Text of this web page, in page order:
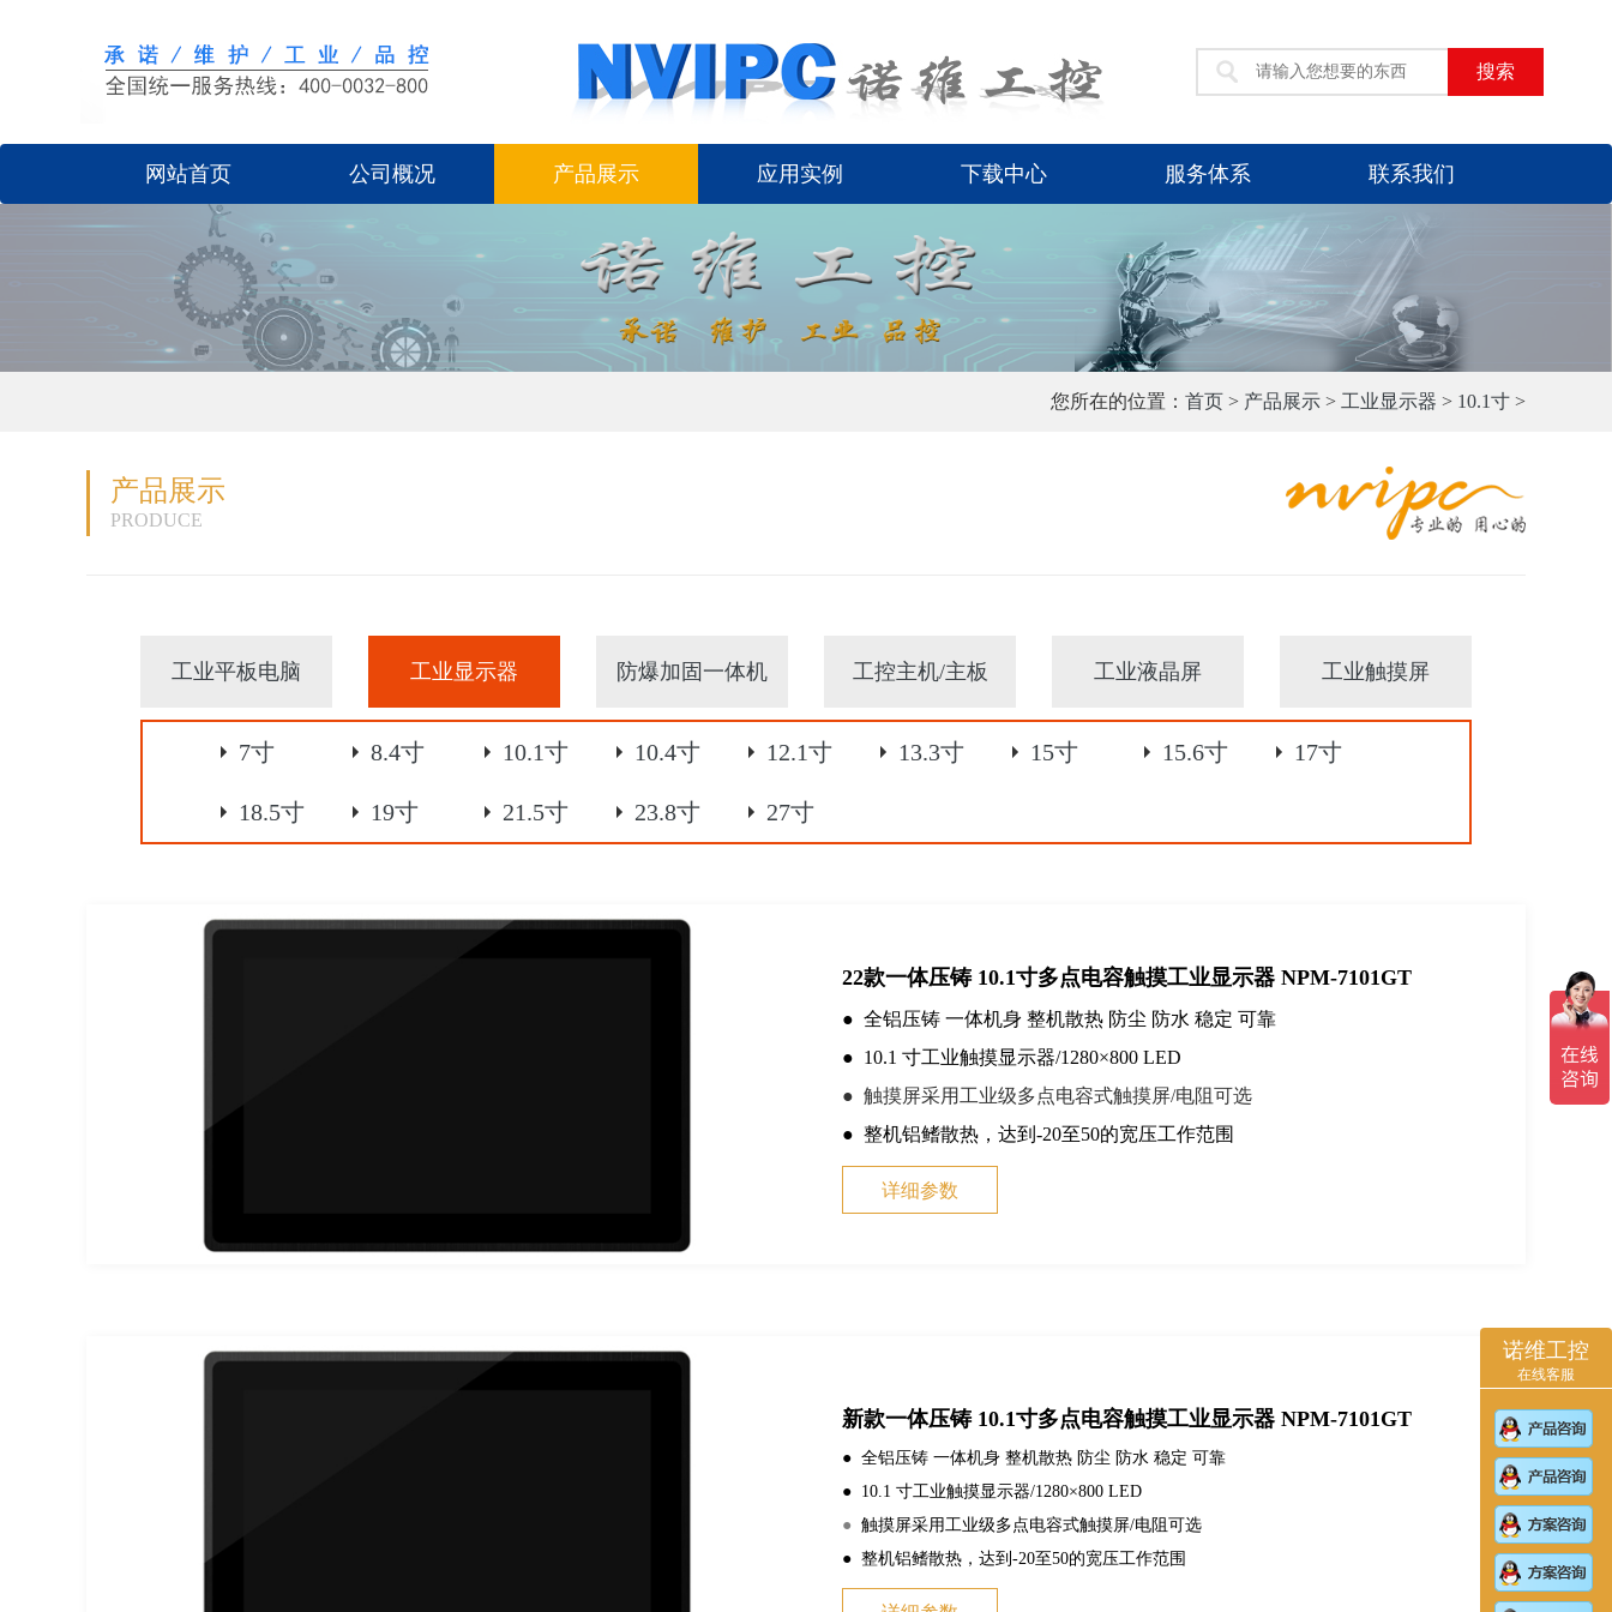
搜索
网站首页 公司概况 产品展示 应用实例 下载中心 服务体系 联系我们
您所在的位置： 首页 > 产品展示 > 工业显示器 > 10.1寸 >
产品展示
PRODUCE
工业平板电脑 工业显示器 防爆加固一体机 工控主机/主板 工业液晶屏 工业触摸屏
7寸 8.4寸 10.1寸 10.4寸 12.1寸 13.3寸 15寸 15.6寸 17寸
18.5寸 19寸 21.5寸 23.8寸 27寸
22款一体压铸 10.1寸多点电容触摸工业显示器 NPM-7101GT
● 全铝压铸 一体机身 整机散热 防尘 防水 稳定 可靠
● 10.1 寸工业触摸显示器/1280×800 LED
● 触摸屏采用工业级多点电容式触摸屏/电阻可选
● 整机铝鳍散热，达到-20至50的宽压工作范围
详细参数
新款一体压铸 10.1寸多点电容触摸工业显示器 NPM-7101GT
● 全铝压铸 一体机身 整机散热 防尘 防水 稳定 可靠
● 10.1 寸工业触摸显示器/1280×800 LED
● 触摸屏采用工业级多点电容式触摸屏/电阻可选
● 整机铝鳍散热，达到-20至50的宽压工作范围
诺维工控
在线客服